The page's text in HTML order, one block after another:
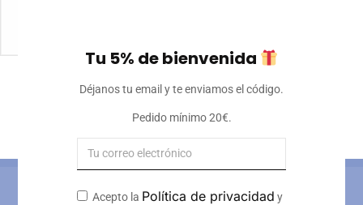
personalizada
Iva incluido
Métodos de pago
Tu 5% de bienvenida
Déjanos tu email y te enviamos el código.
Pedido mínimo 20€.
Acepto la Política de privacidad y